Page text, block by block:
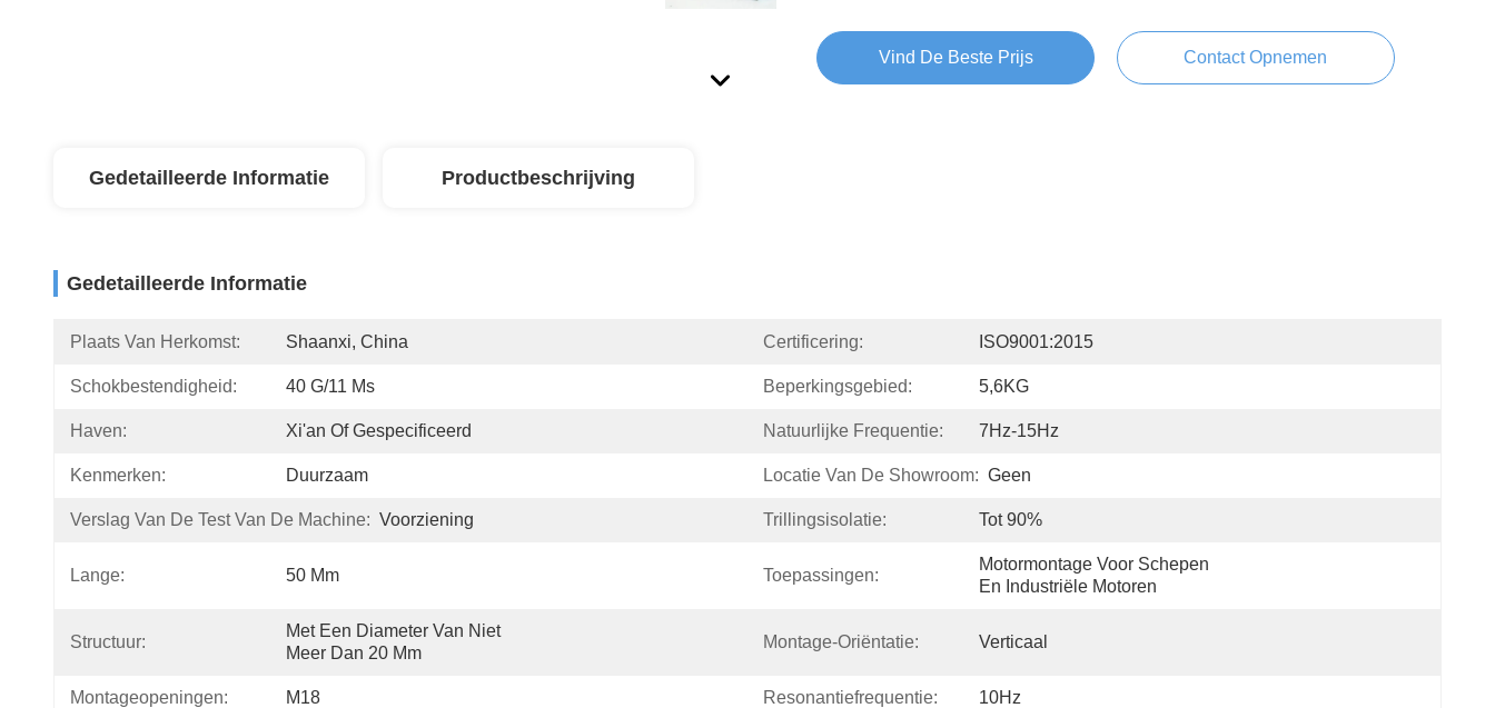
Vind De Beste Prijs Contact Opnemen
Gedetailleerde Informatie Productbeschrijving
Gedetailleerde Informatie
Plaats Van Herkomst: Shaanxi, China Certificering: ISO9001:2015
Schokbestendigheid: 40 G/11 Ms Beperkingsgebied: 5,6KG
Haven: Xi'an Of Gespecificeerd Natuurlijke Frequentie: 7Hz-15Hz
Kenmerken: Duurzaam Locatie Van De Showroom: Geen
Verslag Van De Test Van De Machine: Voorziening Trillingsisolatie: Tot 90%
Lange: 50 Mm Toepassingen:
Motormontage Voor Schepen
En Industriële Motoren
Structuur:
Met Een Diameter Van Niet
Meer Dan 20 Mm
Montage-Oriëntatie: Verticaal
Montageopeningen: M18 Resonantiefrequentie: 10Hz